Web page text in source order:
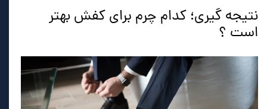
نتیجه گیری؛ کدام چرم برای کفش بهتر
است ؟